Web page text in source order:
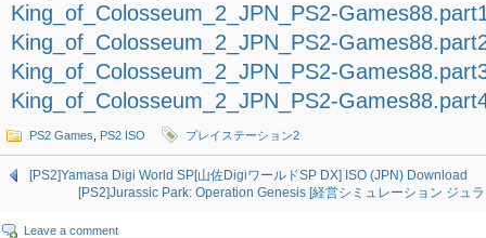
King_of_Colosseum_2_JPN_PS2-
King_of_Colosseum_2_JPN_PS2-
King_of_Colosseum_2_JPN_PS2-
King_of_Colosseum_2_JPN_PS2-
PS2 Games PS2 ISO プレイステーション2
[PS2]Yamasa Digi World SP[山佐DigiワールドSP DX] ISO (JPN) Download
[PS2]Jurassic Park: Operation Genesis [経営シミュレーション ジュ
Leave a comment